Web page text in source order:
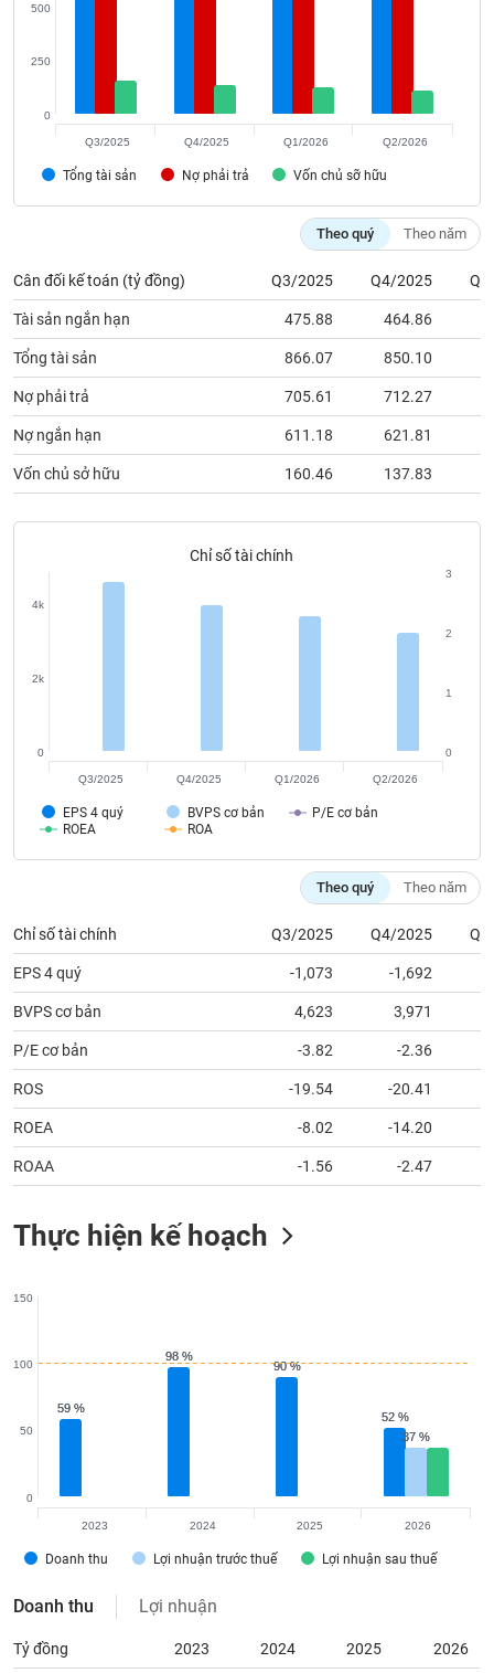
Tổng tài sản Nợ phải trả Vốn chủ sỡ hữu
0
250
500
Q3/2025 Q4/2025 Q1/2026 Q2/2026
Theo quý Theo năm
Cân đối kế toán (tỷ đồng) Q3/2025 Q4/2025
Tài sản ngắn hạn 475.88 464.86
Tổng tài sản 866.07 850.10
Nợ phải trả 705.61 712.27
Nợ ngắn hạn 611.18 621.81
Vốn chủ sở hữu 160.46 137.83
Chỉ số tài chính
EPS 4 quý BVPS cơ bản
P/E cơ bản
ROEA
ROA
0
2k
4k
0
1
2
3
Q3/2025 Q4/2025 Q1/2026 Q2/2026
Theo quý Theo năm
Chỉ số tài chính Q3/2025 Q4/2025
EPS 4 quý -1,073 -1,692
BVPS cơ bản 4,623 3,971
P/E cơ bản -3.82 -2.36
ROS -19.54 -20.41
ROEA -8.02 -14.20
ROAA -1.56 -2.47
Thực hiện kế hoạch
59 %
59 %
98 %
98 %
90 %
90 %
52 %
52 %
37 %
37 %
Doanh thu Lợi nhuận trước thuế Lợi nhuận sau thuế
0
50
100
150
2023 2024 2025 2026
Doanh thu Lợi nhuận
Tỷ đồng 2023 2024 2025
2026
(-)
Sách
Công
đầu
tư
chính
chính